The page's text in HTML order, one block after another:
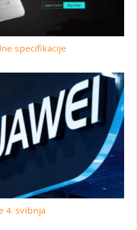
specifikacije
4. svibnja